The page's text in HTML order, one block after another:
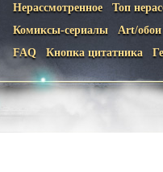
Нерассмотренное
Топ
Комиксы-сериалы
Art/обои
FAQ Кнопка цитатника